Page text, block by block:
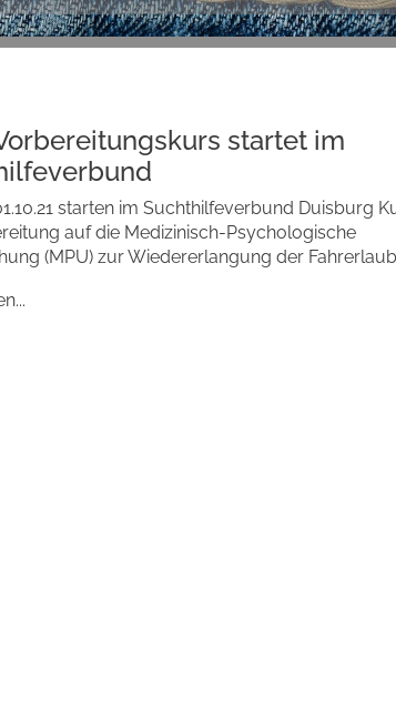
startet im
starten im Suchthilfeverbund Duisburg
auf die Medizinisch-Psychologische
(MPU) zur Wiedererlangung der